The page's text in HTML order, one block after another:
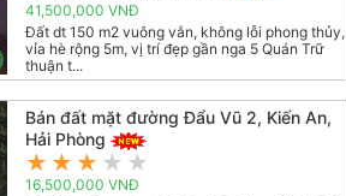
41,500,000 VNĐ
Đất dt 150 m2 vuông vắn, không lỗi phong thủy,
vỉa hè rộng 5m, vị trí đẹp gần nga 5 Quán Trữ
thuận t...
Bán đất mặt đường Đẩu Vũ 2, Kiến An,
Hải Phòng
★ ★ ★ ★ ★
16,500,000 VNĐ